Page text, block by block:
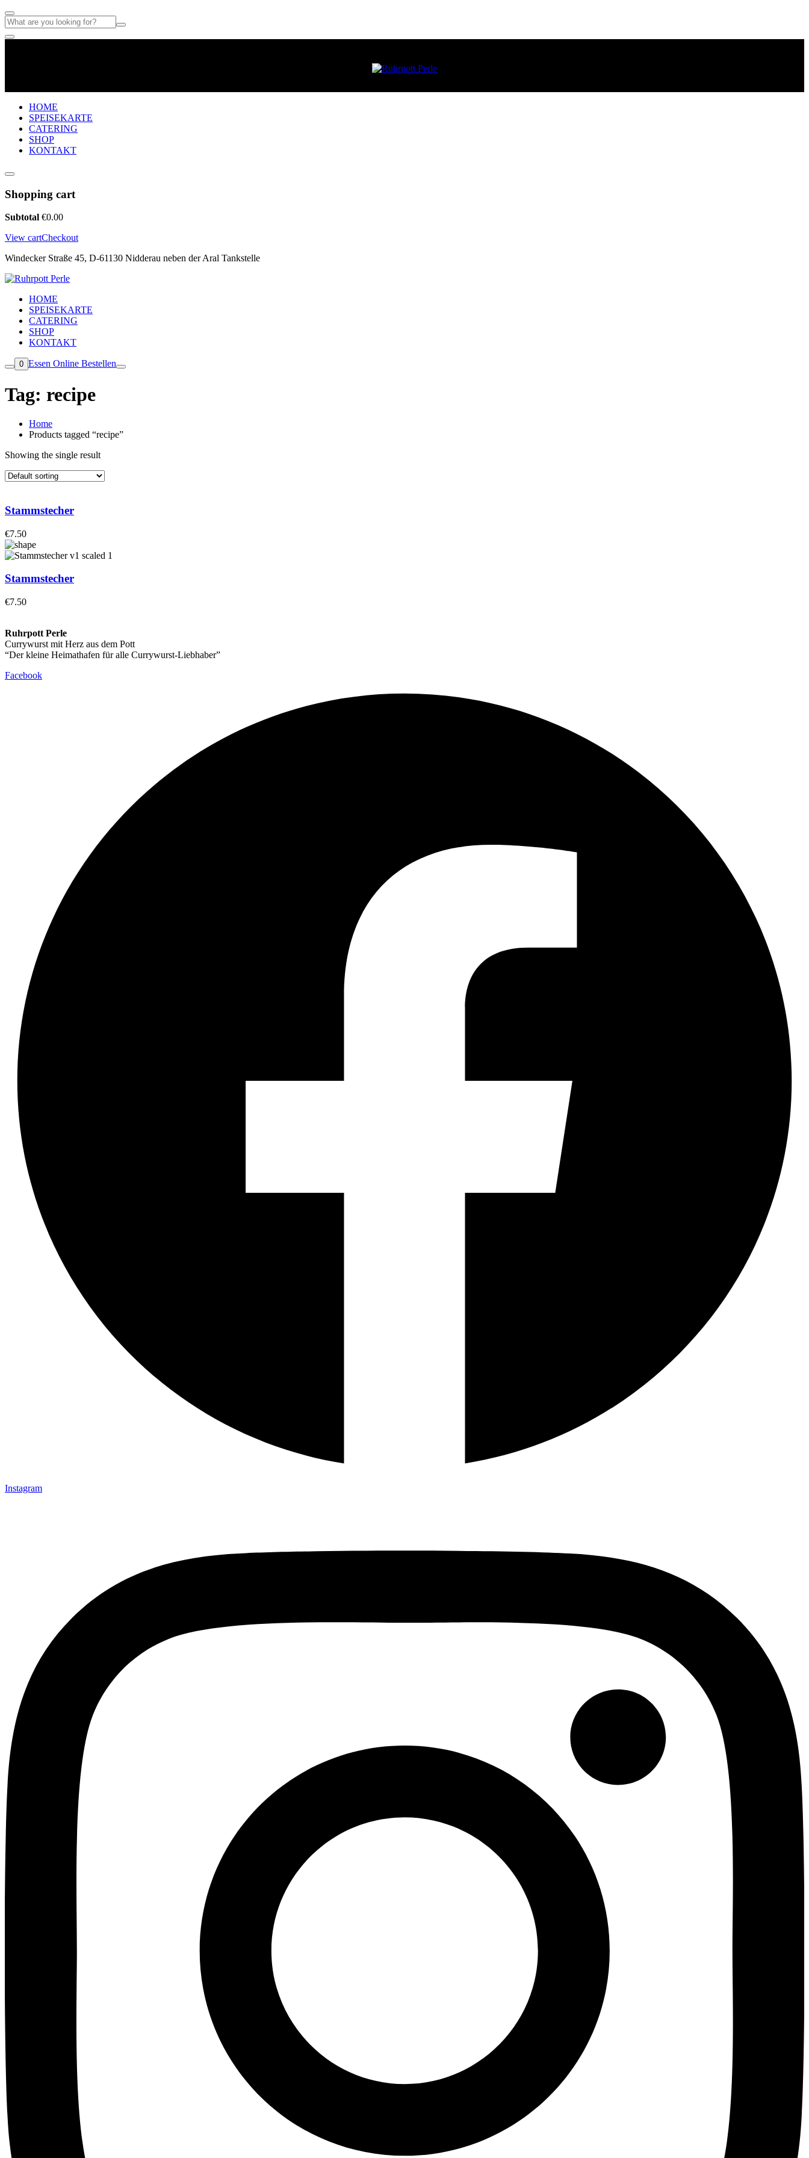
HOME
SPEISEKARTE
CATERING
SHOP
KONTAKT
Shopping cart
Subtotal €0.00
View cartCheckout
Windecker Straße 45, D-61130 Nidderau neben der Aral Tankstelle
HOME
SPEISEKARTE
CATERING
SHOP
KONTAKT
0 Essen Online Bestellen
Tag: recipe
Home
Products tagged “recipe”
Showing the single result
Stammstecher
€7.50
Stammstecher
€7.50
Ruhrpott Perle
Currywurst mit Herz aus dem Pott
“Der kleine Heimathafen für alle Currywurst-Liebhaber”
Facebook
Instagram